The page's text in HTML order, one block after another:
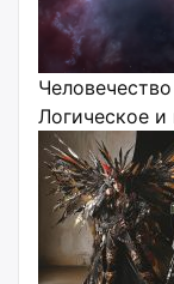
Логическое и